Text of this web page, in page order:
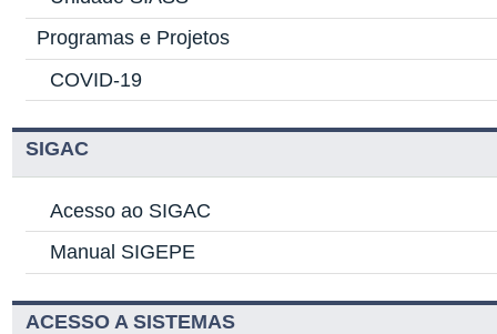
Programas e Projetos
COVID-19
SIGAC
Acesso ao SIGAC
Manual SIGEPE
ACESSO A SISTEMAS